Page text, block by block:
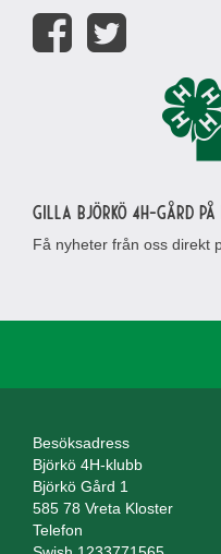
Gilla Björkö 4H-gård på
Få nyheter från oss direkt
Besöksadress
Björkö 4H-klubb
Björkö Gård 1
585 78 Vreta Kloster
Telefon